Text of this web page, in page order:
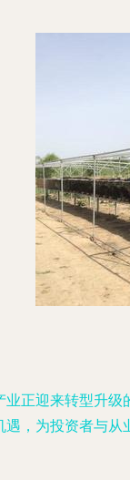
正迎来转型升
，为投资者与从